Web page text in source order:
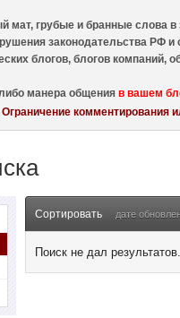
мат, грубые и бранные слова в
законодательства РФ
блогов, блогов компаний,
манера общенияв вашем
Ограничение комментирования
Сортировать дате
Поиск не дал результатов.